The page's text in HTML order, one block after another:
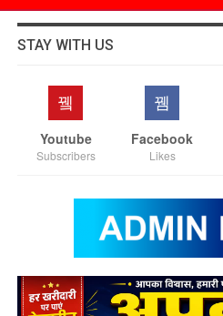
STAY WITH US
Youtube
Subscribers
Facebook
Likes